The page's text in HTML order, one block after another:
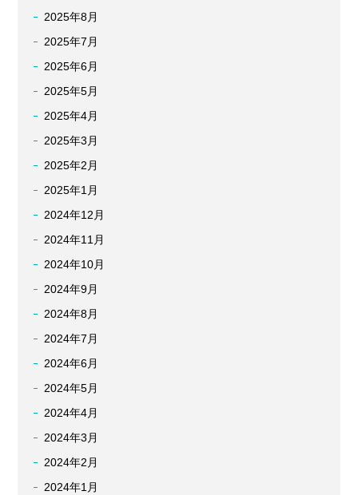
2025年8月
2025年7月
2025年6月
2025年5月
2025年4月
2025年3月
2025年2月
2025年1月
2024年12月
2024年11月
2024年10月
2024年9月
2024年8月
2024年7月
2024年6月
2024年5月
2024年4月
2024年3月
2024年2月
2024年1月